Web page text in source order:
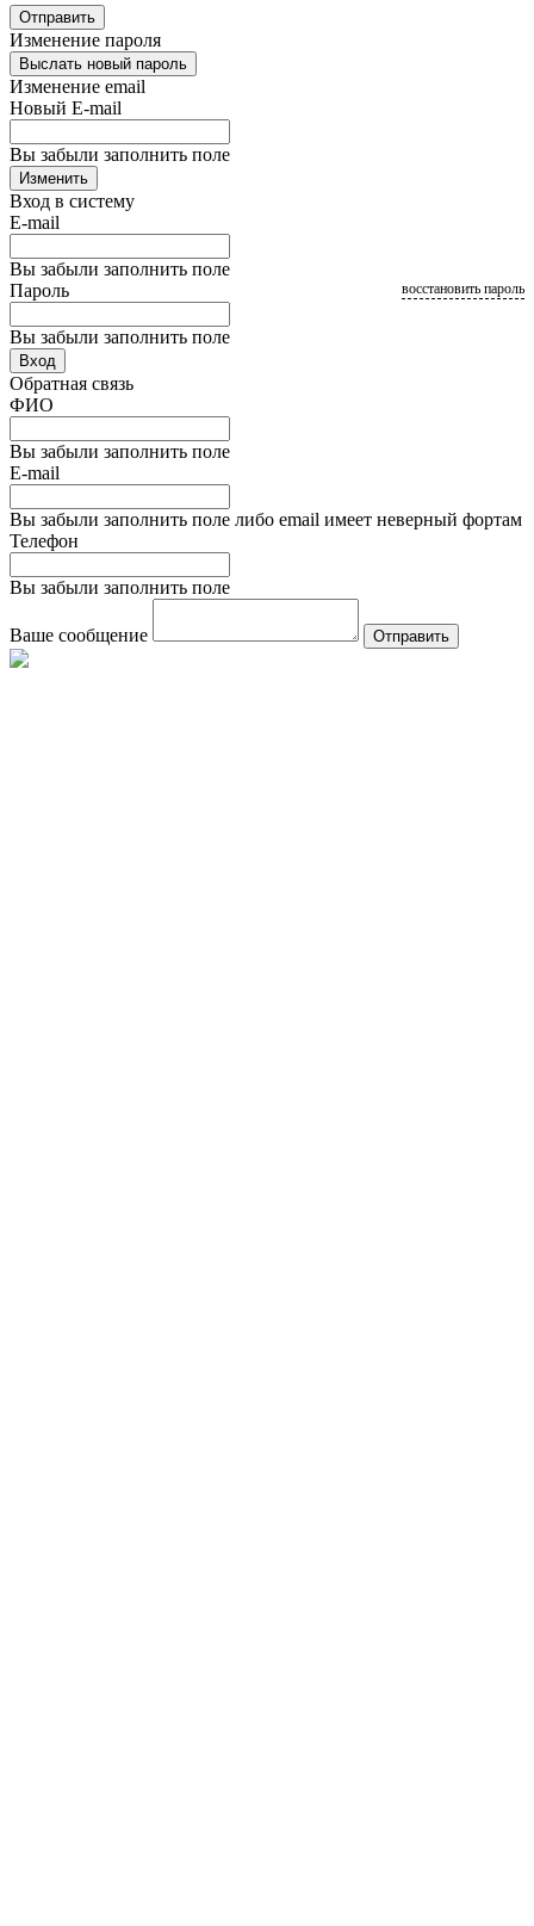
Отправить
Изменение пароля
Выслать новый пароль
Изменение email
Новый E-mail
Вы забыли заполнить поле
Изменить
Вход в систему
E-mail
Вы забыли заполнить поле
Пароль
Вы забыли заполнить поле
восстановить пароль
Вход
Обратная связь
ФИО
Вы забыли заполнить поле
E-mail
Вы забыли заполнить поле либо email имеет неверный фортам
Телефон
Вы забыли заполнить поле
Ваше сообщение Отправить